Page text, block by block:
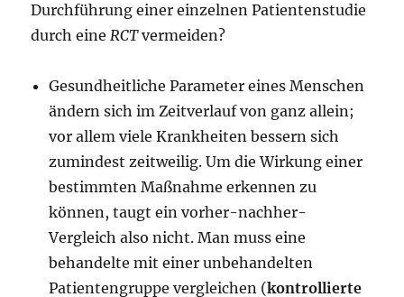
Durchführung einer einzelnen Patientenstudie
durch eineRCTvermeiden?
Gesundheitliche Parameter eines Menschen
ändern sich im Zeitverlauf von ganz allein;
vor allem viele Krankheiten bessern sich
zumindest zeitweilig. Um die Wirkung einer
bestimmten Maßnahme erkennen zu
können, taugt ein vorher-nachher-
Vergleich also nicht. Man muss eine
behandelte mit einer unbehandelten
Patientengruppe vergleichen (kontrollierte